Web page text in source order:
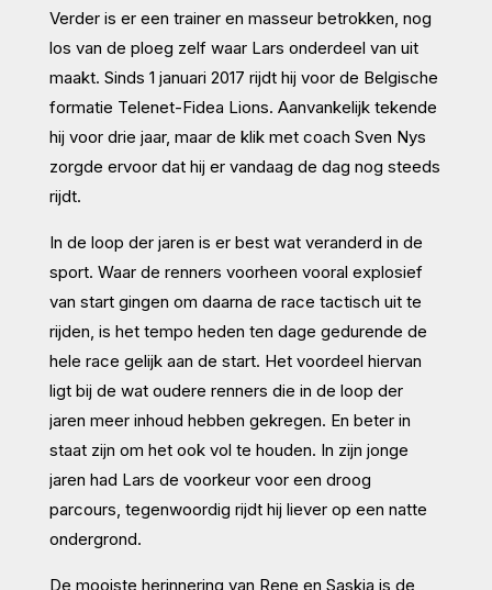
Verder is er een trainer en masseur betrokken, nog
los van de ploeg zelf waar Lars onderdeel van uit
maakt. Sinds 1 januari 2017 rijdt hij voor de Belgische
formatie Telenet-Fidea Lions. Aanvankelijk tekende
hij voor drie jaar, maar de klik met coach Sven Nys
zorgde ervoor dat hij er vandaag de dag nog steeds
rijdt.
In de loop der jaren is er best wat veranderd in de
sport. Waar de renners voorheen vooral explosief
van start gingen om daarna de race tactisch uit te
rijden, is het tempo heden ten dage gedurende de
hele race gelijk aan de start. Het voordeel hiervan
ligt bij de wat oudere renners die in de loop der
jaren meer inhoud hebben gekregen. En beter in
staat zijn om het ook vol te houden. In zijn jonge
jaren had Lars de voorkeur voor een droog
parcours, tegenwoordig rijdt hij liever op een natte
ondergrond.
De mooiste herinnering van Rene en Saskia is de